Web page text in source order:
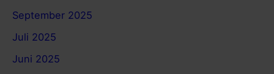
September 2025
Juli 2025
Juni 2025